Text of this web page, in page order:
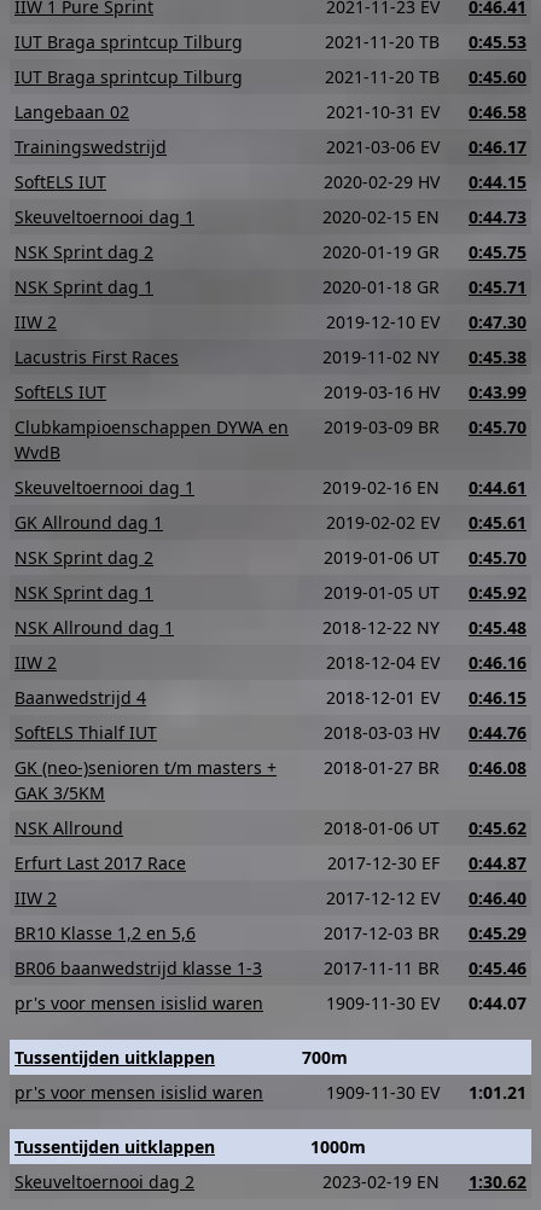
IIW 1 Pure Sprint
2021-11-23 EV 0:46.41
IUT Braga sprintcup Tilburg
2021-11-20 TB 0:45.53
IUT Braga sprintcup Tilburg
2021-11-20 TB 0:45.60
Langebaan 02
2021-10-31 EV 0:46.58
Trainingswedstrijd
2021-03-06 EV 0:46.17
SoftELS IUT
2020-02-29 HV 0:44.15
Skeuveltoernooi dag 1
2020-02-15 EN 0:44.73
NSK Sprint dag 2
2020-01-19 GR 0:45.75
NSK Sprint dag 1
2020-01-18 GR 0:45.71
IIW 2
2019-12-10 EV 0:47.30
Lacustris First Races
2019-11-02 NY 0:45.38
SoftELS IUT
2019-03-16 HV 0:43.99
Clubkampioenschappen DYWA en
WvdB
2019-03-09 BR 0:45.70
Skeuveltoernooi dag 1 2019-02-16 EN 0:44.61
GK Allround dag 1
2019-02-02 EV 0:45.61
NSK Sprint dag 2
2019-01-06 UT 0:45.70
NSK Sprint dag 1
2019-01-05 UT 0:45.92
NSK Allround dag 1
2018-12-22 NY 0:45.48
IIW 2
2018-12-04 EV 0:46.16
Baanwedstrijd 4
2018-12-01 EV 0:46.15
SoftELS Thialf IUT
2018-03-03 HV 0:44.76
GK (neo-)senioren t/m masters +
GAK 3/5KM
2018-01-27 BR 0:46.08
NSK Allround 2018-01-06 UT 0:45.62
Erfurt Last 2017 Race
2017-12-30 EF 0:44.87
IIW 2
2017-12-12 EV 0:46.40
BR10 Klasse 1,2 en 5,6
2017-12-03 BR 0:45.29
BR06 baanwedstrijd klasse 1-3
2017-11-11 BR 0:45.46
pr's voor mensen isislid waren
1909-11-30 EV 0:44.07
Tussentijden uitklappen
700m
pr's voor mensen isislid waren
1909-11-30 EV 1:01.21
Tussentijden uitklappen
1000m
Skeuveltoernooi dag 2
2023-02-19 EN 1:30.62